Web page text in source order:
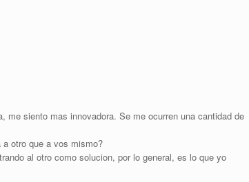
siento mas innovadora. Se me ocurren una cantidad de
otro que a vos mismo?
al otro como solucion, por lo general, es lo que yo